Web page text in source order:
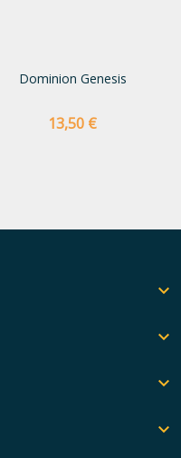
Dominion Genesis
Preço
13,50 €



